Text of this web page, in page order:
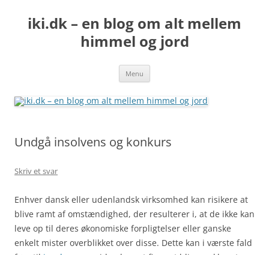
iki.dk – en blog om alt mellem
himmel og jord
Menu
Undgå insolvens og konkurs
Skriv et svar
Enhver dansk eller udenlandsk virksomhed kan risikere at
blive ramt af omstændighed, der resulterer i, at de ikke kan
leve op til deres økonomiske forpligtelser eller ganske
enkelt mister overblikket over disse. Dette kan i værste fald